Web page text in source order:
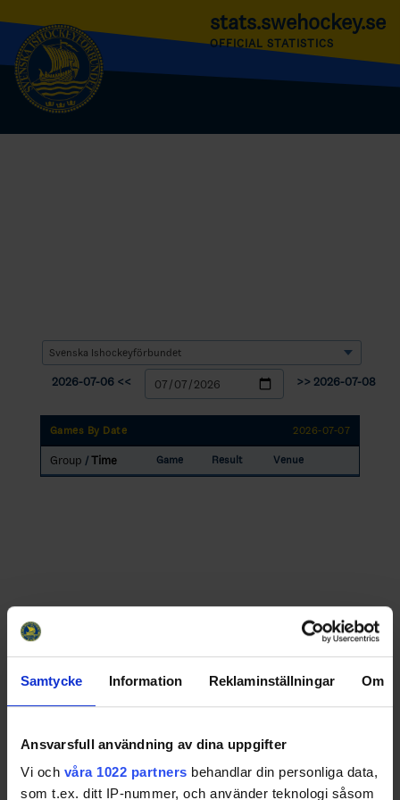
Samtycke Information Reklaminställningar Om
Ansvarsfull användning av dina uppgifter
Vi och våra 1022 partners behandlar din personliga data,
som t.ex. ditt IP-nummer, och använder teknologi såsom
stats.swehockey.se
OFFICIAL STATISTICS
2026-07-06 << >> 2026-07-08
Games By Date 2026-07-07
Group / Time Game Result Venue
Swehockey – Svenska Ishockeyförbundets officiella app
Swehockey ger dig tillgång till nyheter, livebevakning